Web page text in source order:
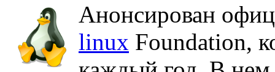
Анонсирован
linux Foundation,